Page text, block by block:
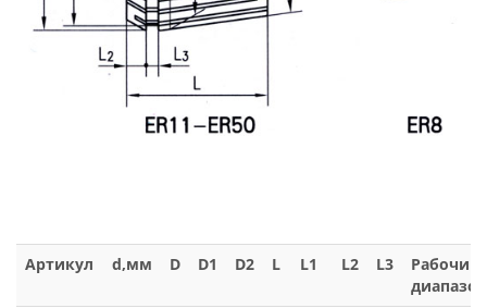
Артикул d,мм D D1 D2 L L1 L2 L3
Рабочий
диапазон